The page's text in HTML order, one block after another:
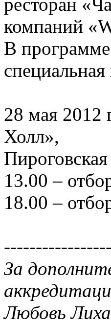
компаний
В
28 мая 2012
Холл»,
13.00 –
18.00 –
За
Любовь